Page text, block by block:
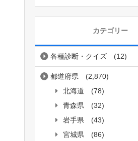
カテゴリー
各種診断・クイズ (12)
都道府県
(2,870)
北海道
(78)
青森県
(32)
岩手県
(43)
宮城県
(86)